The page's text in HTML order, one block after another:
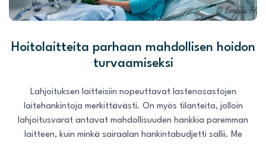
Hoitolaitteita parhaan mahdollisen hoidon
turvaamiseksi
Lahjoituksen laitteisiin nopeuttavat lastenosastojen
laitehankintoja merkittävästi. On myös tilanteita, jolloin
lahjoitusvarat antavat mahdollisuuden hankkia paremman
laitteen, kuin minkä sairaalan hankintabudjetti sallii. Me